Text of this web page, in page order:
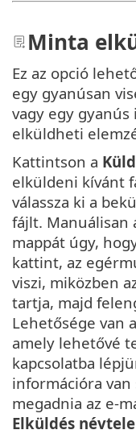
Minta
Ez az opció
egy gyanúsan
vagy egy
elküldheti
Kattintson a
elküldeni kívánt
válassza ki a
fájlt. Manuálisan
mappát úgy,
kattint, az
viszi, miközben
tartja, majd
Lehetősége van
amely lehetővé
kapcsolatba
információra
megadnia az e-
Elküldés